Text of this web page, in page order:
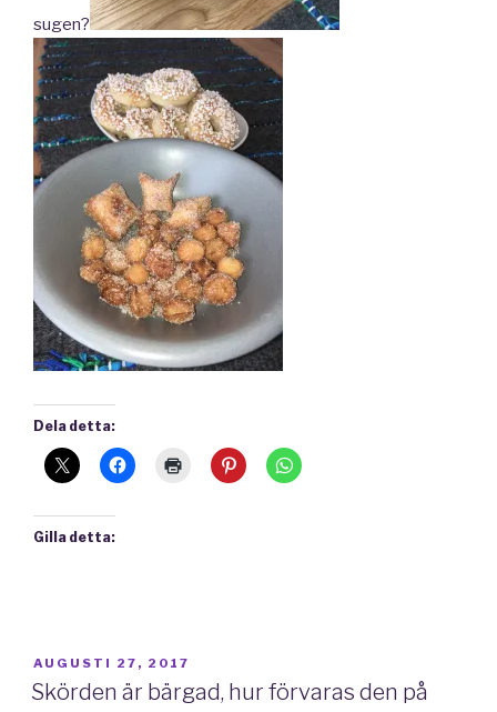
sugen?
Dela detta:
Gilla detta:
PUBLICERAT
AUGUSTI 27, 2017
Skörden är bärgad, hur förvaras den på